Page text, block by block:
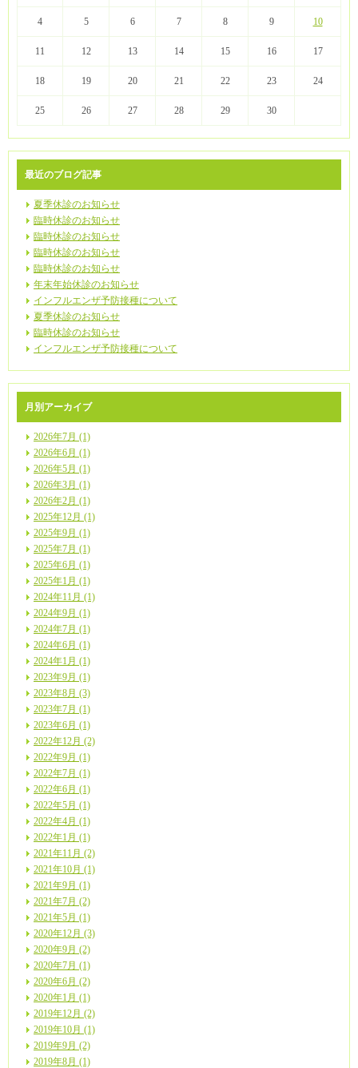
4 5 6 7 8 9 10
11 12 13 14 15 16 17
18 19 20 21 22 23 24
25 26 27 28 29 30
最近のブログ記事
夏季休診のお知らせ
臨時休診のお知らせ
臨時休診のお知らせ
臨時休診のお知らせ
臨時休診のお知らせ
年末年始休診のお知らせ
インフルエンザ予防接種について
夏季休診のお知らせ
臨時休診のお知らせ
インフルエンザ予防接種について
月別アーカイブ
2026年7月 (1)
2026年6月 (1)
2026年5月 (1)
2026年3月 (1)
2026年2月 (1)
2025年12月 (1)
2025年9月 (1)
2025年7月 (1)
2025年6月 (1)
2025年1月 (1)
2024年11月 (1)
2024年9月 (1)
2024年7月 (1)
2024年6月 (1)
2024年1月 (1)
2023年9月 (1)
2023年8月 (3)
2023年7月 (1)
2023年6月 (1)
2022年12月 (2)
2022年9月 (1)
2022年7月 (1)
2022年6月 (1)
2022年5月 (1)
2022年4月 (1)
2022年1月 (1)
2021年11月 (2)
2021年10月 (1)
2021年9月 (1)
2021年7月 (2)
2021年5月 (1)
2020年12月 (3)
2020年9月 (2)
2020年7月 (1)
2020年6月 (2)
2020年1月 (1)
2019年12月 (2)
2019年10月 (1)
2019年9月 (2)
2019年8月 (1)